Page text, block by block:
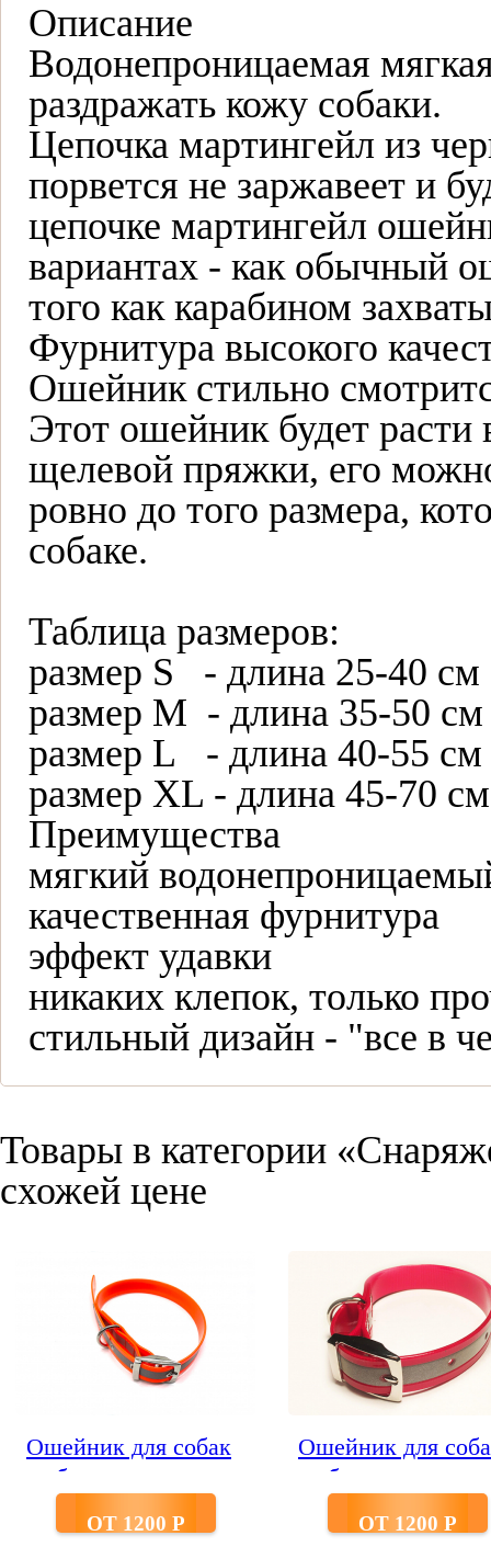
Описание
Водонепроницаемая
раздражать кожу собаки.
Цепочка мартингейл из
порвется не заржавеет и
цепочке мартингейл
вариантах - как обычный
того как карабином
Фурнитура высокого
Ошейник стильно
Этот ошейник будет
щелевой пряжки, его
ровно до того размера,
собаке.
Таблица размеров:
размер S - длина 25-40 см
размер M - длина 35-50 см
размер L - длина 40-55 см
размер XL - длина 45-70 см
Преимущества
мягкий
качественная фурнитура
эффект удавки
никаких клепок, только
стильный дизайн - "все в
Товары в категории
схожей цене
Ошейник для собак
из биотана со
шир.25 мм
ОТ 1200 P
Ошейник для
из биотана со
шир.25 мм
ОТ 1200 P